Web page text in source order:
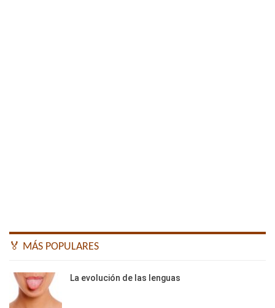
🏅 MÁS POPULARES
La evolución de las lenguas